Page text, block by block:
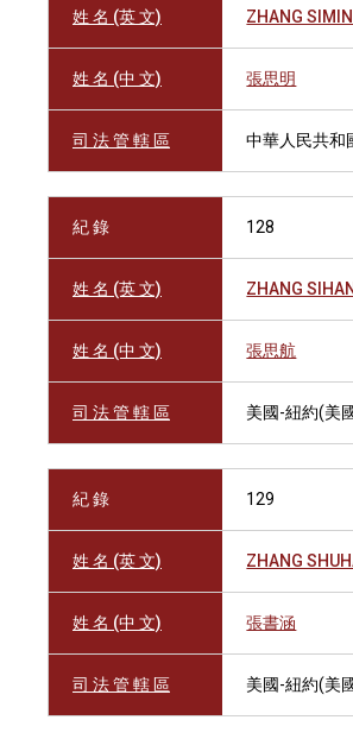
姓 名 (英 文) ZHANG
姓 名 (中 文) 張思明
司 法 管 轄 區 中華人民共和
紀 錄 128
姓 名 (英 文) ZHANG
姓 名 (中 文) 張思航
司 法 管 轄 區 美國-紐約(美
紀 錄 129
姓 名 (英 文) ZHANG
姓 名 (中 文) 張書涵
司 法 管 轄 區 美國-紐約(美